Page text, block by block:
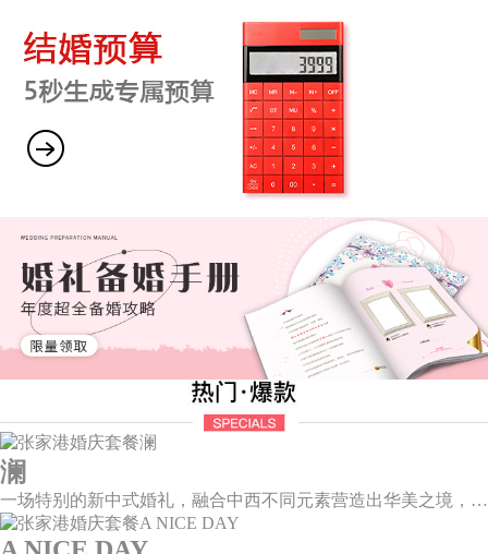
澜
一场特别的新中式婚礼，融合中西不同元素营造出华美之境，有庄严浪漫的西式证婚，也有含蓄深情的中式感恩，从古典到现代，从前世到今生，爱，隽永铭刻。